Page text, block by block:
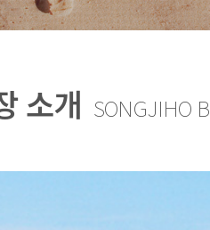
소개 SONGJIHO